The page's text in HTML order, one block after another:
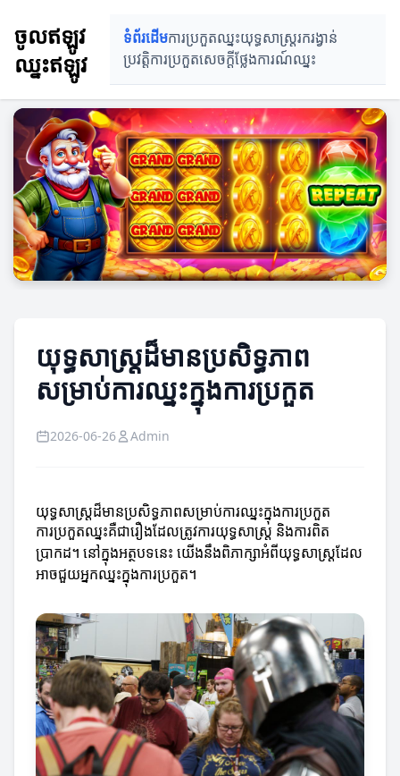
ចូលឥឡូវ
ឈ្នះឥឡូវ
ទំព័រដើមការប្រកួតឈ្នះយុទ្ធសាស្ត្ររករង្វាន់
ប្រវត្តិការប្រកួតសេចក្ដីថ្លែងការណ៍ឈ្នះ
យុទ្ធសាស្ត្រដ៏មានប្រសិទ្ធភាព
សម្រាប់ការឈ្នះក្នុងការប្រកួត
2026-06-26 Admin
យុទ្ធសាស្ត្រដ៏មានប្រសិទ្ធភាពសម្រាប់ការឈ្នះក្នុងការប្រកួត
ការប្រកួតឈ្នះគឺជារឿងដែលត្រូវការយុទ្ធសាស្ត្រ និងការពិត
ប្រាកដ។ នៅក្នុងអត្ថបទនេះ យើងនឹងពិភាក្សាអំពីយុទ្ធសាស្ត្រដែល
អាចជួយអ្នកឈ្នះក្នុងការប្រកួត។